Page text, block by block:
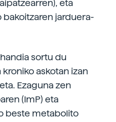
eta
bakoitzaren jarduera-
sortu du
askotan izan
Ezaguna zen
(ImP) eta
beste metabolito